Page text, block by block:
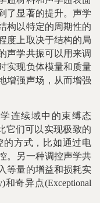
了显著的提升。声学
构以特定的周期性的
度上取决于结构的局
声学共振可以用来调
实现负体模量和质量
增强声场，从而增强
连续域中的束缚态
它们可以实现极致的
的方式，比如通过电
。另一种调控声学共
等量的增益和损耗实
和奇异点(Exceptional